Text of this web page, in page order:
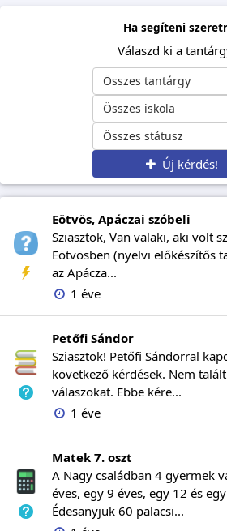
Ha segíteni
Válaszd ki a
Összes tantárgy
Összes iskola
Összes státusz
Új kérdés!
Eötvös, Apáczai szóbeli
Sziasztok, Van valaki, aki volt
Eötvösben (nyelvi előkészítős
az Apácza...
1 éve
Petőfi Sándor
Sziasztok! Petőfi Sándorral
következő kérdések. Nem
válaszokat. Ebbe kére...
1 éve
Matek 7. oszt
A Nagy családban 4 gyermek
éves, egy 9 éves, egy 12 és
Édesanyjuk 60 palacsi...